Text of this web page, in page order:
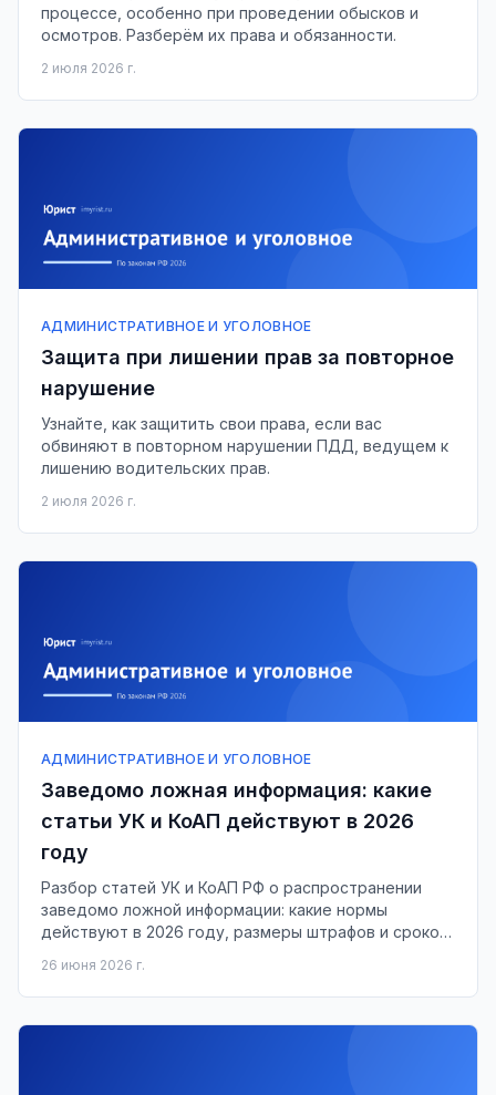
процессе, особенно при проведении обысков и
осмотров. Разберём их права и обязанности.
2 июля 2026 г.
АДМИНИСТРАТИВНОЕ И УГОЛОВНОЕ
Защита при лишении прав за повторное
нарушение
Узнайте, как защитить свои права, если вас
обвиняют в повторном нарушении ПДД, ведущем к
лишению водительских прав.
2 июля 2026 г.
АДМИНИСТРАТИВНОЕ И УГОЛОВНОЕ
Заведомо ложная информация: какие
статьи УК и КоАП действуют в 2026
году
Разбор статей УК и КоАП РФ о распространении
заведомо ложной информации: какие нормы
действуют в 2026 году, размеры штрафов и сроков,
26 июня 2026 г.